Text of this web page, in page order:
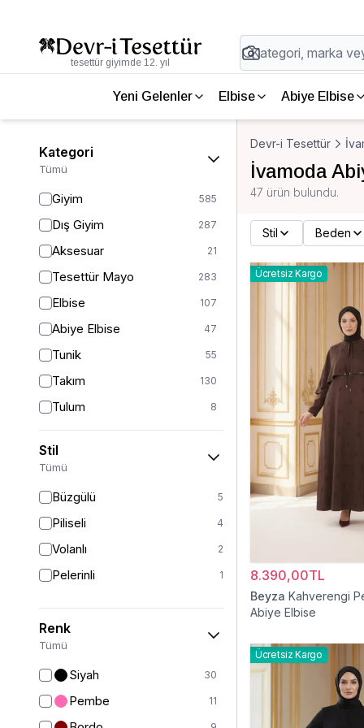
tesettür giyimde 12. yıl
Yeni Gelenler Elbise Abiye Elbise
Kategori
Tümü
Giyim 585
Dış Giyim 287
Aksesuar 21
Tesettür Mayo 283
Elbise 107
Abiye Elbise 47
Tunik 55
Takım 130
Tulum 8
Pantolon 151
Etek 19
Ferace 126
Kap & Pardesü
Trençkot
Hırka
Stil
Tümü
Büzgülü 5
Piliseli 4
Volanlı 2
Pelerinli 1
Renk
Tümü
Siyah 30
Pembe 11
Devr-i Tesettür
İvamoda
47 ürün bulundu.
Stil Beden
Ücretsiz Kargo
8.390,00TL
Beyza Kahverengi
Abiye Elbise
Ücretsiz Kargo